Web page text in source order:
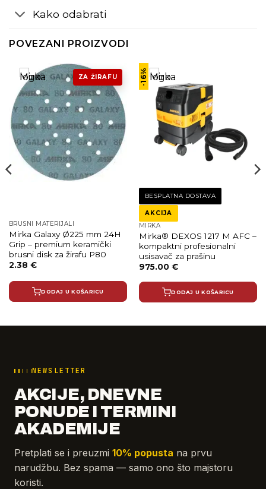
Kako odabrati
POVEZANI PROIZVODI
ZA ŽIRAFU
BRUSNI MATERIJALI
Mirka Galaxy Ø225 mm 24H
Grip – premium keramički
brusni disk za žirafu P80
2.38 €
DODAJ U KOŠARICU
-16%
BESPLATNA DOSTAVA
AKCIJA
MIRKA
Mirka® DEXOS 1217 M AFC –
kompaktni profesionalni
usisavač za prašinu
Izvorna
bila
1,166.81 €.
975.00 €Trenutna
je:
975.00 €.
DODAJ U KOŠARICU
NEWSLETTER
AKCIJE, DNEVNE
PONUDE I TERMINI
AKADEMIJE
Pretplati se i preuzmi 10% popusta na prvu
narudžbu. Bez spama — samo ono što majstoru
koristi.